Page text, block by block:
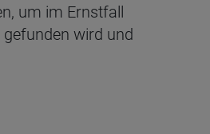
um im Ernstfall
wird und